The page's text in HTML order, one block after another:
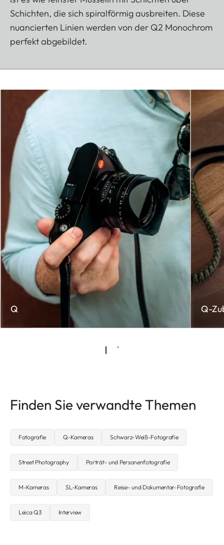
Schichten, die sich spiralförmig ausbreiten. Diese
nuancierten Linien werden von der Q2 Monochrom
perfekt abgebildet.
Q Q-
Finden Sie verwandte Themen
Fotografie Q-Kameras Schwarz-Weiß-Fotografie
Street Photography Porträt- und Personenfotografie
M-Kameras SL-Kameras Reise- und Dokumentar-Fotografie
Leica Q3 Interview